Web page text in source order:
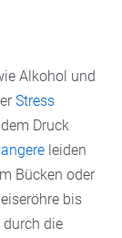
Alkohol und
Stress
Druck
leiden
Bücken oder
bis
durch die